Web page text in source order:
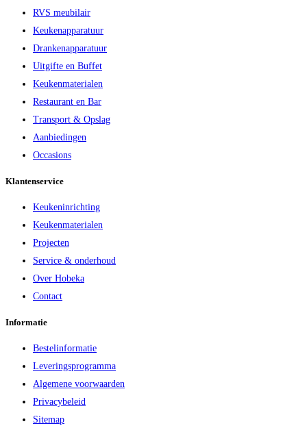
RVS meubilair
Keukenapparatuur
Drankenapparatuur
Uitgifte en Buffet
Keukenmaterialen
Restaurant en Bar
Transport & Opslag
Aanbiedingen
Occasions
Klantenservice
Keukeninrichting
Keukenmaterialen
Projecten
Service & onderhoud
Over Hobeka
Contact
Informatie
Bestelinformatie
Leveringsprogramma
Algemene voorwaarden
Privacybeleid
Sitemap